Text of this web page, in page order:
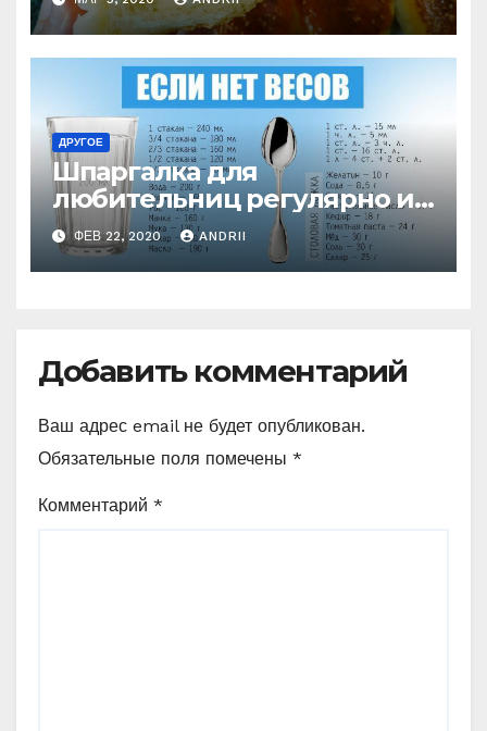
ДРУГОЕ
Шпаргалка для
любительниц регулярно и
хорошо печь
ФЕВ 22, 2020 ANDRII
Добавить комментарий
Ваш адрес email не будет опубликован.
Обязательные поля помечены *
Комментарий *